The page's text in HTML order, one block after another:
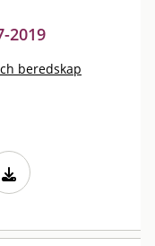
2019
beredskap